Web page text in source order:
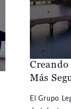
Más
El Grupo
que son